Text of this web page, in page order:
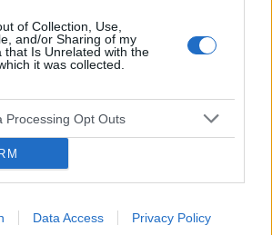
of Collection, Use,
and/or Sharing of my
that Is Unrelated with the
it was collected.
Processing Opt Outs
Data Access Privacy Policy
tosiapolak
włosów po odstawieniu
tabletki antykoncepcyjne 3
temu, cykle powróciły regularne,
Jednakze zauważyłam
przy dotyku. Kiedy u Was po
ustabilizowało sie i
- forum dla rodziny i